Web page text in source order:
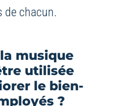
de chacun.
musique
utilisée
le bien-
?